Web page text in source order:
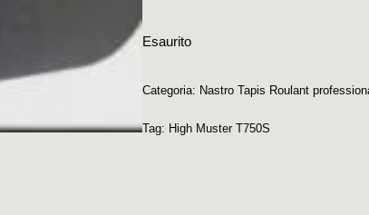
Esaurito
Categoria: Nastro Tapis Roulant
Tag: High Muster T750S